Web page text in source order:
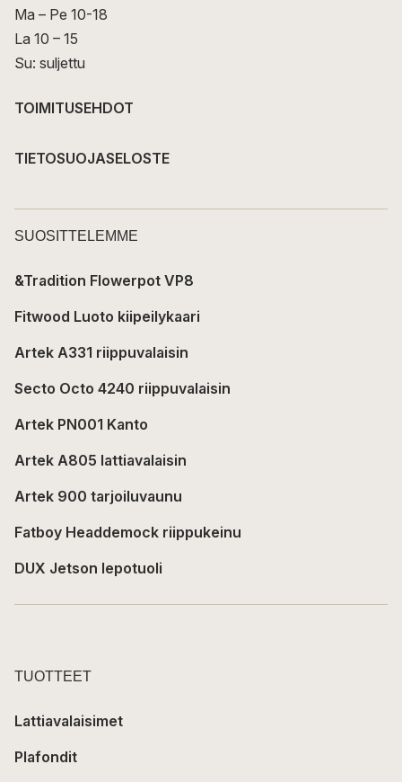
Ma – Pe 10-18
La 10 – 15
Su: suljettu
TOIMITUSEHDOT
TIETOSUOJASELOSTE
SUOSITTELEMME
&Tradition Flowerpot VP8
Fitwood Luoto kiipeilykaari
Artek A331 riippuvalaisin
Secto Octo 4240 riippuvalaisin
Artek PN001 Kanto
Artek A805 lattiavalaisin
Artek 900 tarjoiluvaunu
Fatboy Headdemock riippukeinu
DUX Jetson lepotuoli
TUOTTEET
Lattiavalaisimet
Plafondit